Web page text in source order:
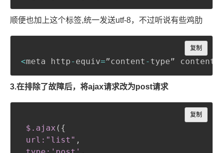
顺便也加上这个标签,统一发送utf-8，不过听说有些鸡肋
<meta http- equiv=”content - type” content
复制
Copy
3.在排除了故障后，将ajax请求改为post请求
$ .ajax ( {
url:"list" ,
复制
Copy